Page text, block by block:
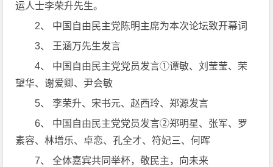
运人士李荣升先生。
2、 中国自由民主党陈明主席为本次论坛致开幕词
3、 王涵万先生发言
4、 中国自由民主党党员发言①谭敏、刘莹莹、荣
望华、谢爱卿、尹会敏
5、 李荣升、宋书元、赵西玲、郑源发言
6、 中国自由民主党党员发言②郑明星、张军、罗
素容、林增乐、卓恋、孔全才、符妃三、何晖
7、 全体嘉宾共同举杯，敬民主，向未来